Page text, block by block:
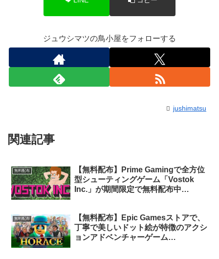
ジュウシマツの鳥小屋をフォローする
jushimatsu
関連記事
無料配布
【無料配布】Prime Gamingで全方位
型シューティングゲーム「Vostok
Inc.」が期間限定で無料配布中
無料配布
【無料配布】Epic Gamesストアで、
丁寧で美しいドット絵が特徴のアクシ
ョンアドベンチャーゲーム